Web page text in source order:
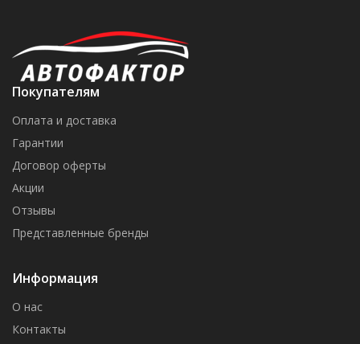
Покупателям
Оплата и доставка
Гарантии
Договор оферты
Акции
Отзывы
Представленные бренды
Информация
О нас
Контакты